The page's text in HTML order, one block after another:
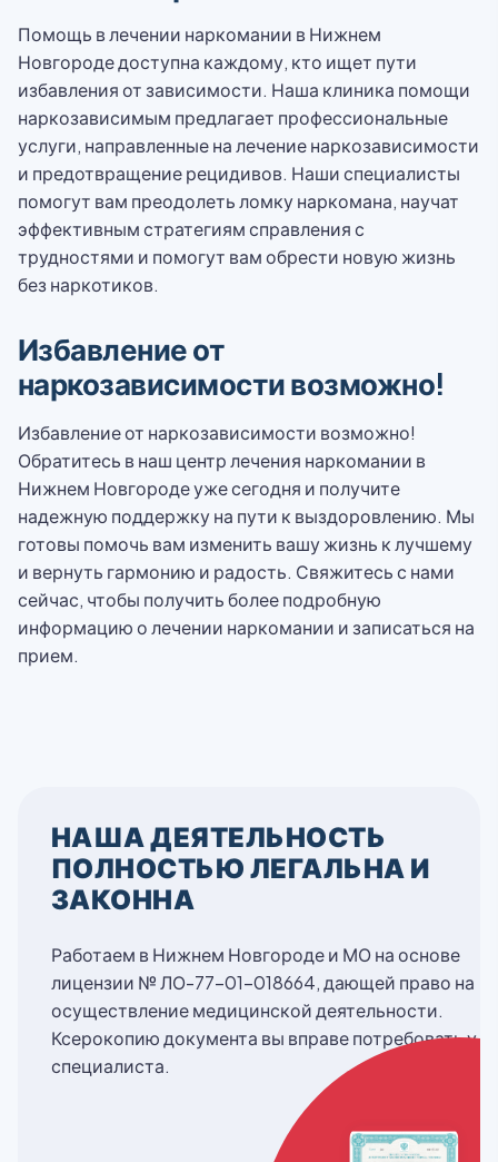
Помощь в лечении наркомании в Нижнем
Новгороде доступна каждому, кто ищет пути
избавления от зависимости. Наша клиника помощи
наркозависимым предлагает профессиональные
услуги, направленные на лечение наркозависимости
и предотвращение рецидивов. Наши специалисты
помогут вам преодолеть ломку наркомана, научат
эффективным стратегиям справления с
трудностями и помогут вам обрести новую жизнь
без наркотиков.
Избавление от
наркозависимости возможно!
Избавление от наркозависимости возможно!
Обратитесь в наш центр лечения наркомании в
Нижнем Новгороде уже сегодня и получите
надежную поддержку на пути к выздоровлению. Мы
готовы помочь вам изменить вашу жизнь к лучшему
и вернуть гармонию и радость. Свяжитесь с нами
сейчас, чтобы получить более подробную
информацию о лечении наркомании и записаться на
прием.
НАША ДЕЯТЕЛЬНОСТЬ
ПОЛНОСТЬЮ ЛЕГАЛЬНА И
ЗАКОННА
Работаем в Нижнем Новгороде и МО на основе
лицензии № ЛО-77-01-018664, дающей право на
осуществление медицинской деятельности.
Ксерокопию документа вы вправе потребовать у
специалиста.